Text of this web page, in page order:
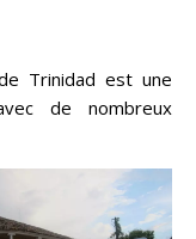
Trinidad est une
de nombreux